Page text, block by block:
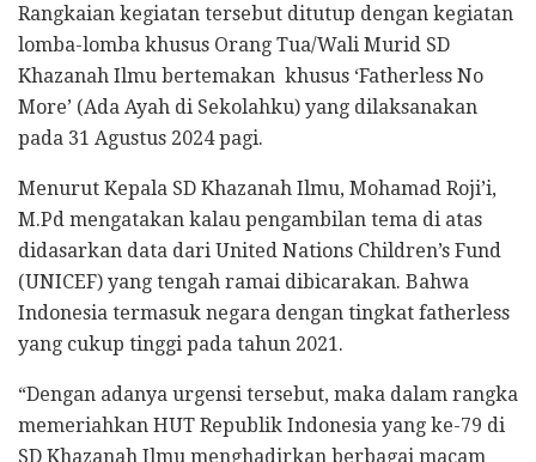
Rangkaian kegiatan tersebut ditutup dengan kegiatan
lomba-lomba khusus Orang Tua/Wali Murid SD
Khazanah Ilmu bertemakan khusus ‘Fatherless No
More’ (Ada Ayah di Sekolahku) yang dilaksanakan
pada 31 Agustus 2024 pagi.
Menurut Kepala SD Khazanah Ilmu, Mohamad Roji’i,
M.Pd mengatakan kalau pengambilan tema di atas
didasarkan data dari United Nations Children’s Fund
(UNICEF) yang tengah ramai dibicarakan. Bahwa
Indonesia termasuk negara dengan tingkat fatherless
yang cukup tinggi pada tahun 2021.
“Dengan adanya urgensi tersebut, maka dalam rangka
memeriahkan HUT Republik Indonesia yang ke-79 di
SD Khazanah Ilmu menghadirkan berbagai macam